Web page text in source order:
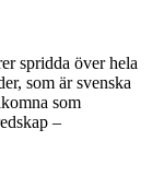
spridda över hela
som är svenska
som
–